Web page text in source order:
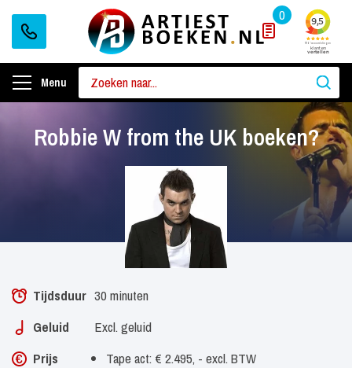
0
Menu
Robbie W from the UK boeken?
Tijdsduur 30 minuten
Geluid
Excl. geluid
Prijs
Tape act: € 2.495, - excl. BTW